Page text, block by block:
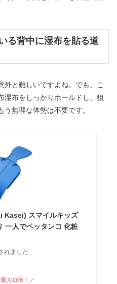
る背中に湿布を貼る道
と難しいですよね。でも、こ
湿布をしっかりホールドし、狙
無理な体勢は不要です。
Kasei) スマイルキッズ
一人でペッタンコ 化粧
れました
大11倍！／